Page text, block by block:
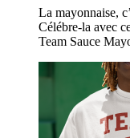
La mayonnaise,
Célébre-la avec
Team Sauce